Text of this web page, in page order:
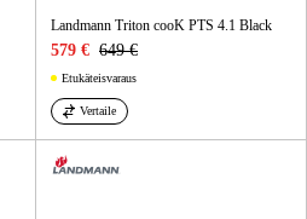
Landmann Triton cooK PTS 4.1 Black
579 € 649 €
Etukäteisvaraus
Vertaile